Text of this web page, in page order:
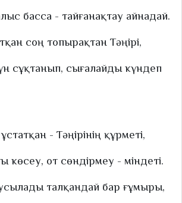
басса - тайғанақтау айнадай.
соң топырақтан Тәңірі,
сұқтанып, сығалайды күндеп
- Тәңірінің құрметі,
көсеу, от сөндірмеу - міндеті.
талқандай бар ғұмыры,